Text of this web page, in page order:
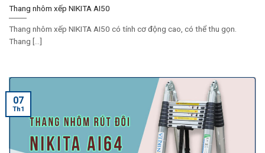
Thang nhôm xếp NIKITA AI50
Thang nhôm xếp NIKITA AI50 có tính cơ động cao, có thể thu gọn.
Thang [...]
07
Th1